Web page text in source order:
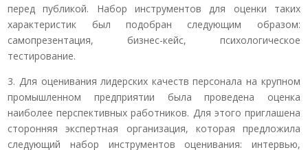
перед публикой. Набор инструментов для оценки таких
характеристик был подобран следующим образом:
самопрезентация, бизнес-кейс, психологическое
тестирование.
3. Для оценивания лидерских качеств персонала на крупном
промышленном предприятии была проведена оценка
наиболее перспективных работников. Для этого приглашена
сторонняя экспертная организация, которая предложила
следующий набор инструментов оценивания: интервью,